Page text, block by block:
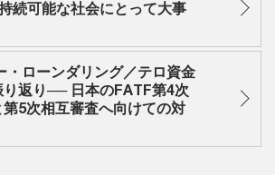
続可能な社会にとって大事
・ローンダリング／テロ資金
り返り── 日本のFATF第4次
5次相互審査へ向けての対